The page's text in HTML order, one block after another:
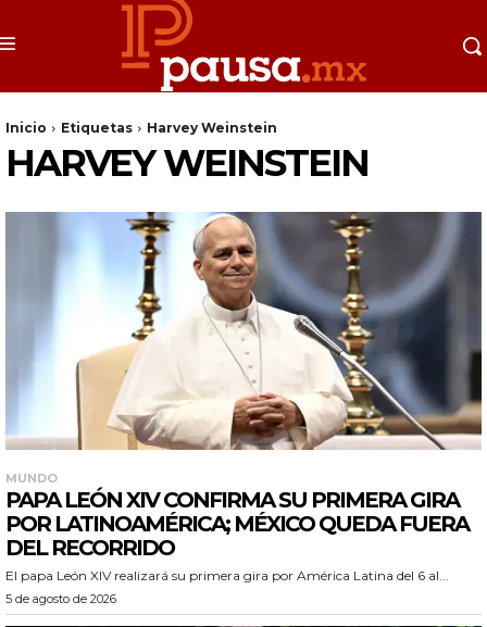
Inicio Etiquetas Harvey Weinstein
HARVEY WEINSTEIN
MUNDO
PAPA LEÓN XIV CONFIRMA SU PRIMERA GIRA
POR LATINOAMÉRICA; MÉXICO QUEDA FUERA
DEL RECORRIDO
El papa León XIV realizará su primera gira por América Latina del 6 al...
5 de agosto de 2026